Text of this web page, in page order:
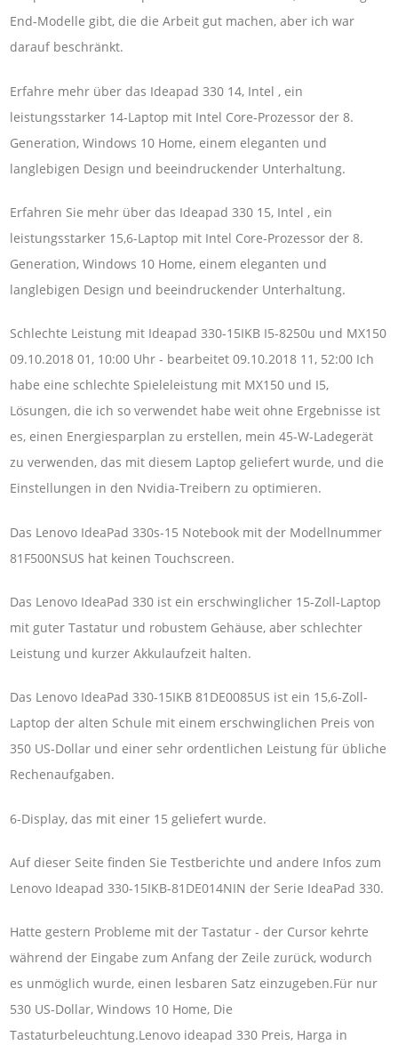
End-Modelle gibt, die die Arbeit gut machen, aber ich war
darauf beschränkt.
Erfahre mehr über das Ideapad 330 14, Intel , ein
leistungsstarker 14-Laptop mit Intel Core-Prozessor der 8.
Generation, Windows 10 Home, einem eleganten und
langlebigen Design und beeindruckender Unterhaltung.
Erfahren Sie mehr über das Ideapad 330 15, Intel , ein
leistungsstarker 15,6-Laptop mit Intel Core-Prozessor der 8.
Generation, Windows 10 Home, einem eleganten und
langlebigen Design und beeindruckender Unterhaltung.
Schlechte Leistung mit Ideapad 330-15IKB I5-8250u und MX150
09.10.2018 01, 10:00 Uhr - bearbeitet 09.10.2018 11, 52:00 Ich
habe eine schlechte Spieleleistung mit MX150 und I5,
Lösungen, die ich so verwendet habe weit ohne Ergebnisse ist
es, einen Energiesparplan zu erstellen, mein 45-W-Ladegerät
zu verwenden, das mit diesem Laptop geliefert wurde, und die
Einstellungen in den Nvidia-Treibern zu optimieren.
Das Lenovo IdeaPad 330s-15 Notebook mit der Modellnummer
81F500NSUS hat keinen Touchscreen.
Das Lenovo IdeaPad 330 ist ein erschwinglicher 15-Zoll-Laptop
mit guter Tastatur und robustem Gehäuse, aber schlechter
Leistung und kurzer Akkulaufzeit halten.
Das Lenovo IdeaPad 330-15IKB 81DE0085US ist ein 15,6-Zoll-
Laptop der alten Schule mit einem erschwinglichen Preis von
350 US-Dollar und einer sehr ordentlichen Leistung für übliche
Rechenaufgaben.
6-Display, das mit einer 15 geliefert wurde.
Auf dieser Seite finden Sie Testberichte und andere Infos zum
Lenovo Ideapad 330-15IKB-81DE014NIN der Serie IdeaPad 330.
Hatte gestern Probleme mit der Tastatur - der Cursor kehrte
während der Eingabe zum Anfang der Zeile zurück, wodurch
es unmöglich wurde, einen lesbaren Satz einzugeben.Für nur
530 US-Dollar, Windows 10 Home, Die
Tastaturbeleuchtung.Lenovo ideapad 330 Preis, Harga in